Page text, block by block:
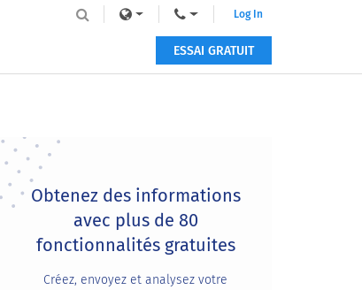
Log In
ESSAI GRATUIT
Primary
Sidebar
Obtenez des informations
avec plus de 80
fonctionnalités gratuites
Créez, envoyez et analysez votre